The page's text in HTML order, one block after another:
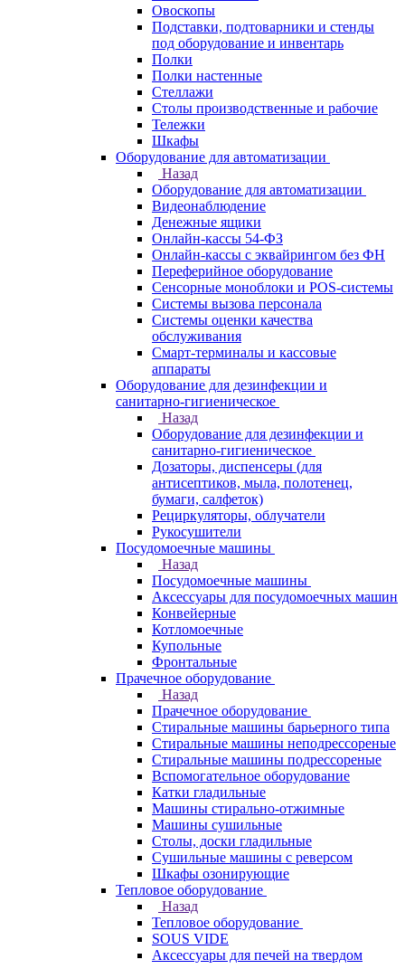
Овоскопы
Подставки, подтоварники и стенды
под оборудование и инвентарь
Полки
Полки настенные
Стеллажи
Столы производственные и рабочие
Тележки
Шкафы
Оборудование для автоматизации
Назад
Оборудование для автоматизации
Видеонаблюдение
Денежные ящики
Онлайн-кассы 54-ФЗ
Онлайн-кассы с эквайрингом без ФН
Переферийное оборудование
Сенсорные моноблоки и POS-системы
Системы вызова персонала
Системы оценки качества
обслуживания
Смарт-терминалы и кассовые
аппараты
Оборудование для дезинфекции и
санитарно-гигиеническое
Назад
Оборудование для дезинфекции и
санитарно-гигиеническое
Дозаторы, диспенсеры (для
антисептиков, мыла, полотенец,
бумаги, салфеток)
Рециркуляторы, облучатели
Рукосушители
Посудомоечные машины
Назад
Посудомоечные машины
Аксессуары для посудомоечных машин
Конвейерные
Котломоечные
Купольные
Фронтальные
Прачечное оборудование
Назад
Прачечное оборудование
Cтиральные машины барьерного типа
Cтиральные машины неподрессореные
Cтиральные машины подрессореные
Вспомогательное оборудование
Катки гладильные
Машины стирально-отжимные
Машины сушильные
Столы, доски гладильные
Сушильные машины с реверсом
Шкафы озонирующие
Тепловое оборудование
Назад
Тепловое оборудование
SOUS VIDE
Аксессуары для печей на твердом